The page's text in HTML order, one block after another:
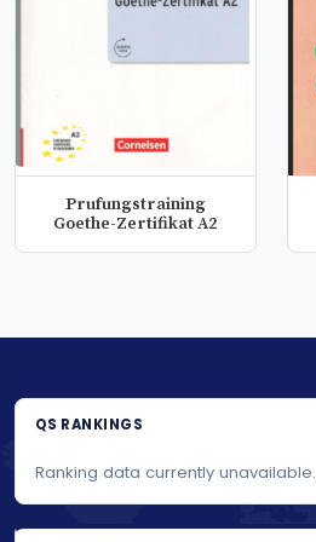
Prufungstraining
Goethe-Zertifikat A2
QS RANKINGS
Ranking data currently unavailable.